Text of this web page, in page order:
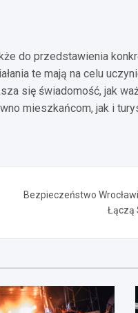
do przedstawienia
te mają na celu
się świadomość, jak
mieszkańcom, jak i
Bezpieczeństwo
Łączą